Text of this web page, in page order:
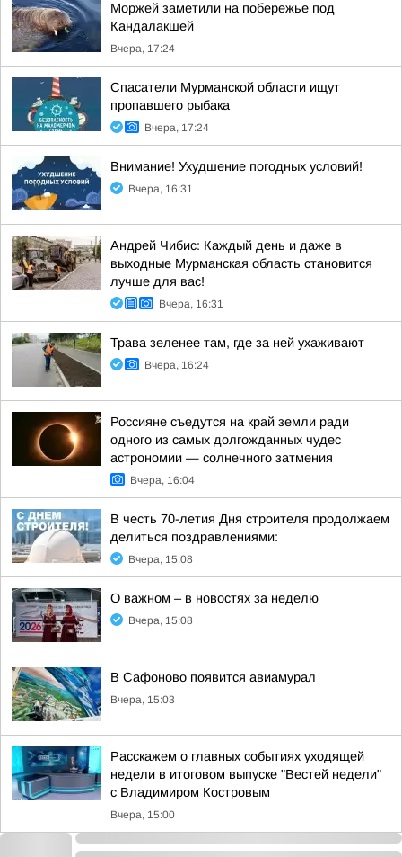
Моржей заметили на побережье под
Кандалакшей
Вчера, 17:24
Спасатели Мурманской области ищут
пропавшего рыбака
Вчера, 17:24
Внимание! Ухудшение погодных условий!
Вчера, 16:31
Андрей Чибис: Каждый день и даже в
выходные Мурманская область становится
лучше для вас!
Вчера, 16:31
Трава зеленее там, где за ней ухаживают
Вчера, 16:24
Россияне съедутся на край земли ради
одного из самых долгожданных чудес
астрономии — солнечного затмения
Вчера, 16:04
В честь 70-летия Дня строителя продолжаем
делиться поздравлениями:
Вчера, 15:08
О важном – в новостях за неделю
Вчера, 15:08
В Сафоново появится авиамурал
Вчера, 15:03
Расскажем о главных событиях уходящей
недели в итоговом выпуске "Вестей недели"
с Владимиром Костровым
Вчера, 15:00